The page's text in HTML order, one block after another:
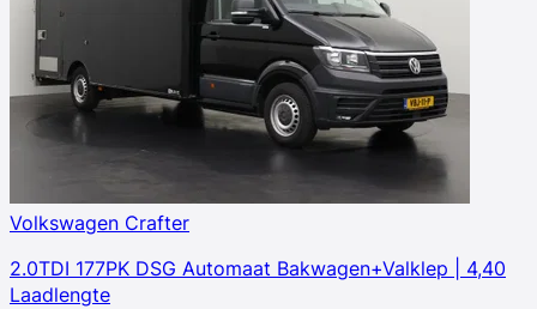
Volkswagen Crafter
2.0TDI 177PK DSG Automaat Bakwagen+Valklep | 4,40
Laadlengte